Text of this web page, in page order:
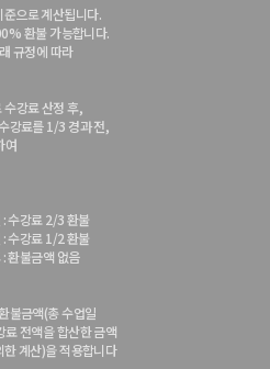
으로 계산됩니다.
환불 가능합니다.
규정에 따라
강료 산정 후,
강료를 1/3 경과 전,
여
수강료 2/3 환불
수강료 1/2 환불
환불금액 없음
불금액(총 수업일
전액을 합산한 금액
계산)을 적용합니다